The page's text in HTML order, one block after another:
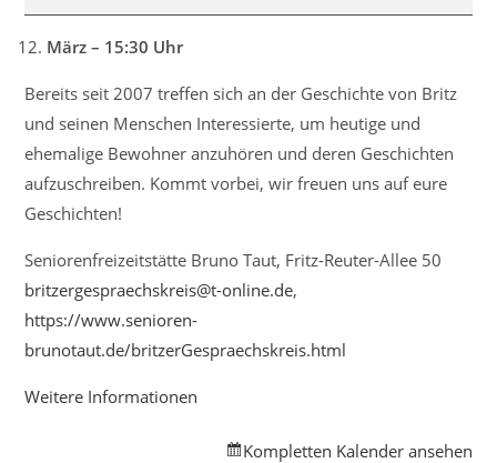
März – 15:30 Uhr
Bereits seit 2007 treffen sich an der Geschichte von Britz
und seinen Menschen Interessierte, um heutige und
ehemalige Bewohner anzuhören und deren Geschichten
aufzuschreiben. Kommt vorbei, wir freuen uns auf eure
Geschichten!
Seniorenfreizeitstätte Bruno Taut, Fritz-Reuter-Allee 50
britzergespraechskreis@t-online.de,
https://www.senioren-
brunotaut.de/britzerGespraechskreis.html
Weitere Informationen
Kompletten Kalender ansehen